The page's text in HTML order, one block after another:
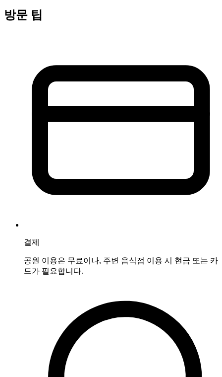
방문 팁
결제
공원 이용은 무료이나, 주변 음식점 이용 시 현금 또는 카
드가 필요합니다.